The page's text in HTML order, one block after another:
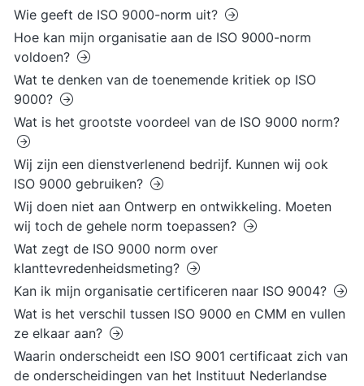
Wie geeft de ISO 9000-norm uit?
Hoe kan mijn organisatie aan de ISO 9000-norm
voldoen?
Wat te denken van de toenemende kritiek op ISO
9000?
Wat is het grootste voordeel van de ISO 9000 norm?
Wij zijn een dienstverlenend bedrijf. Kunnen wij ook
ISO 9000 gebruiken?
Wij doen niet aan Ontwerp en ontwikkeling. Moeten
wij toch de gehele norm toepassen?
Wat zegt de ISO 9000 norm over
klanttevredenheidsmeting?
Kan ik mijn organisatie certificeren naar ISO 9004?
Wat is het verschil tussen ISO 9000 en CMM en vullen
ze elkaar aan?
Waarin onderscheidt een ISO 9001 certificaat zich van
de onderscheidingen van het Instituut Nederlandse